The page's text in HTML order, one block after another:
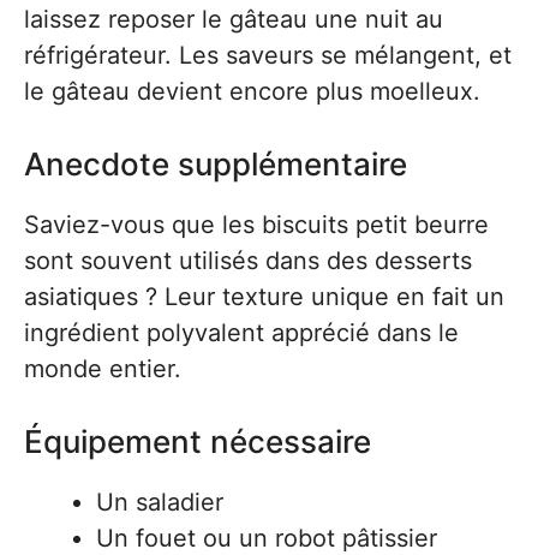
laissez reposer le gâteau une nuit au
réfrigérateur. Les saveurs se mélangent, et
le gâteau devient encore plus moelleux.
Anecdote supplémentaire
Saviez-vous que les biscuits petit beurre
sont souvent utilisés dans des desserts
asiatiques ? Leur texture unique en fait un
ingrédient polyvalent apprécié dans le
monde entier.
Équipement nécessaire
Un saladier
Un fouet ou un robot pâtissier